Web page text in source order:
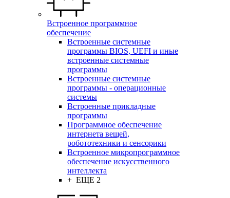
Встроенное программное
обеспечение
Встроенные системные
программы BIOS, UEFI и иные
встроенные системные
программы
Встроенные системные
программы - операционные
системы
Встроенные прикладные
программы
Программное обеспечение
интернета вещей,
робототехники и сенсорики
Встроенное микропрограммное
обеспечение искусственного
интеллекта
+ ЕЩЕ 2